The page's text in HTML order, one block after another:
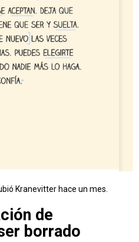
Kranevitter hace un mes.
de
borrado